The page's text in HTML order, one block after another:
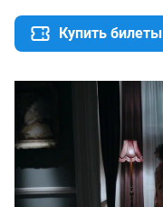
Купить билеты